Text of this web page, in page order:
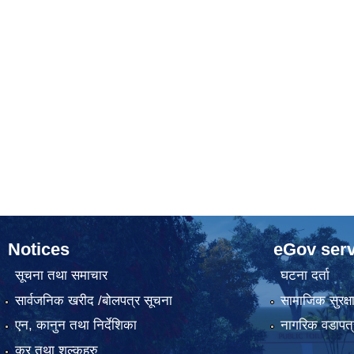
Notices
सूचना तथा समाचार
सार्वजनिक खरीद /बोलपत्र सूचना
एन, कानुन तथा निर्देशिका
कर तथा शुल्कहरु
eGov
घटना दर्ता
सामाजिक सुरक्षा
नागरिक